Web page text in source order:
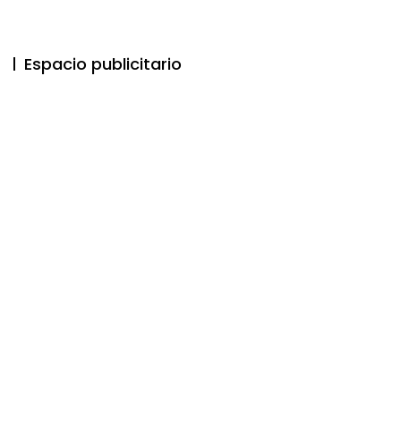
Espacio publicitario